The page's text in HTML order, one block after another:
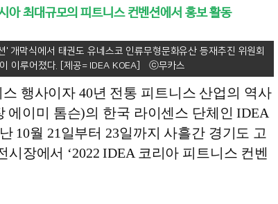
아 최대규모의 피트니스 컨벤션에서 홍보 활동
개막식에서 태권도 유네스코 인류무형문화유산 등재추진 위원회
이루어졌다. [제공= IDEA KOEA]
행사이자 40년 전통 피트니스 산업의 역사
에이미 톰슨)의 한국 라이센스 단체인 IDEA
10월 21일부터 23일까지 사흘간 경기도 고
장에서 ‘2022 IDEA 코리아 피트니스 컨벤